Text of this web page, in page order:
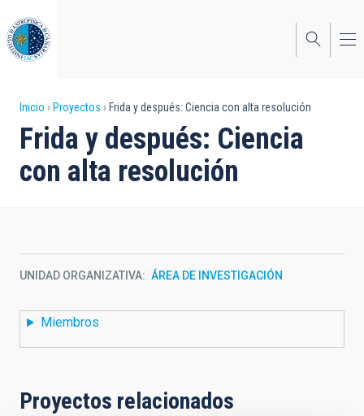
al
contenido
principal
Sobrescribir
enlaces
de
la
navegación
Inicio Proyectos Frida y después: Ciencia con alta resolución
Frida y después: Ciencia
con alta resolución
UNIDAD ORGANIZATIVA ÁREA DE INVESTIGACIÓN
Miembros
Proyectos relacionados